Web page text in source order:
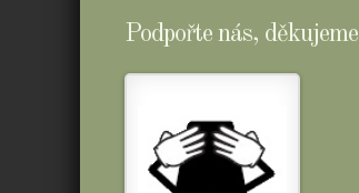
Podpořte nás, děkujeme